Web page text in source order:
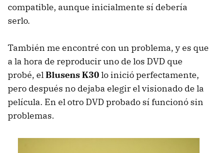
compatible, aunque inicialmente sí debería
serlo.
También me encontré con un problema, y es que
a la hora de reproducir uno de los DVD que
probé, elBlusens K30lo inició perfectamente,
pero después no dejaba elegir el visionado de la
película. En el otro DVD probado sí funcionó sin
problemas.